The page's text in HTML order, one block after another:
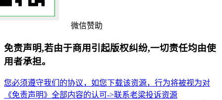
微信赞助
免责声明,若由于商用引起版权纠纷,一切责任均由使
用者承担。
您必须遵守我们的协议，如您下载该资源，行为将被视为对
《免责声明》全部内容的认可->联系老梁投诉资源